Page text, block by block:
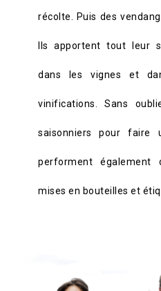
récolte. Puis des
Ils apportent tout leur
dans les vignes et
vinifications. Sans
saisonniers pour faire
performent également
mises en bouteilles et